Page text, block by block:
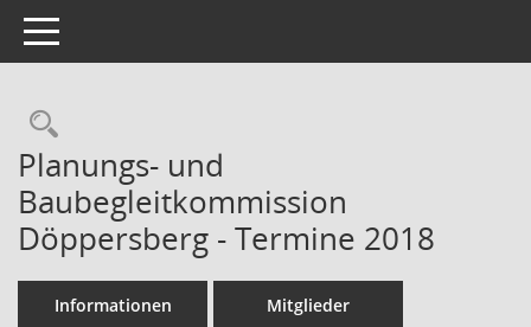
Toggle navigation
Rechercheauswahl
Planungs- und
Baubegleitkommission
Döppersberg - Termine 2018
Informationen Mitglieder